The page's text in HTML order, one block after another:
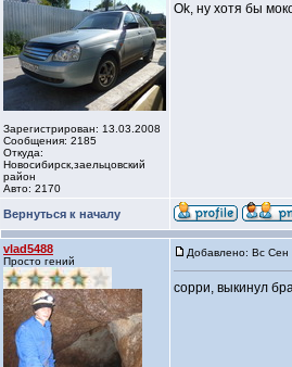
Зарегистрирован: 13.03.2008
Сообщения: 2185
Откуда:
Новосибирск,заельцовский
район
Авто: 2170
Ok, ну хотя бы
Вернуться к началу
vlad5488
Просто гений
Добавлено: Вс
сорри, выкинул